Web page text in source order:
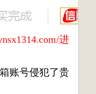
进
账号侵犯了贵